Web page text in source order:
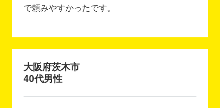
で頼みやすかったです。
大阪府茨木市
40代男性